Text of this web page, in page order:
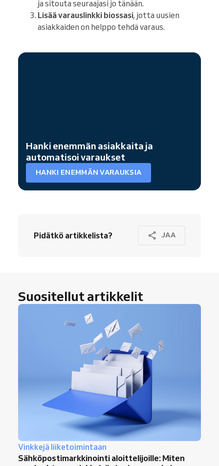
ja sitouta seuraajasi jo tänään.
Lisää varauslinkki biossasi, jotta uusien
asiakkaiden on helppo tehdä varaus.
Hanki enemmän asiakkaita ja
automatisoi varaukset
HANKI ENEMMÄN VARAUKSIA
Pidätkö artikkelista? JAA
Suositellut artikkelit
Vinkkejä liiketoimintaan
Sähköpostimarkkinointi aloittelijoille: Miten